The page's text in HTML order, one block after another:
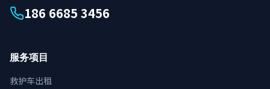
186 6685 3456
服务项目
救护车出租